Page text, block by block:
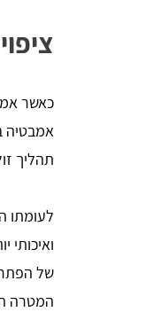
כאשר
אמבטיה
תהליך
לעומתו
ואיכותי
של
המטרה